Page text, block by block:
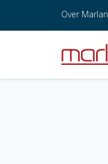
Over Marlan